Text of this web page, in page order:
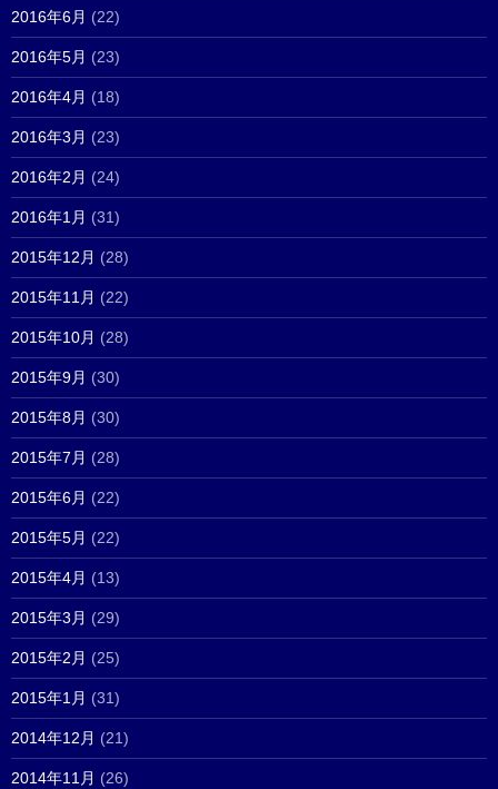
2016年6月 (22)
2016年5月 (23)
2016年4月 (18)
2016年3月 (23)
2016年2月 (24)
2016年1月 (31)
2015年12月 (28)
2015年11月 (22)
2015年10月 (28)
2015年9月 (30)
2015年8月 (30)
2015年7月 (28)
2015年6月 (22)
2015年5月 (22)
2015年4月 (13)
2015年3月 (29)
2015年2月 (25)
2015年1月 (31)
2014年12月 (21)
2014年11月 (26)